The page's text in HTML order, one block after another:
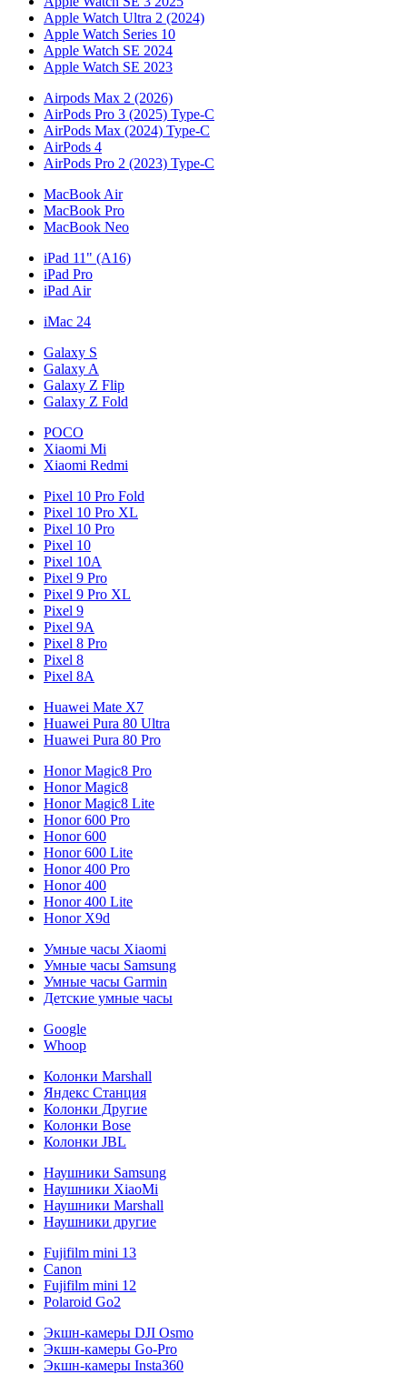
Apple Watch Ultra 2 (2024)
Apple Watch Series 10
Apple Watch SE 2024
Apple Watch SE 2023
Airpods Max 2 (2026)
AirPods Pro 3 (2025) Type-C
AirPods Max (2024) Type-C
AirPods 4
AirPods Pro 2 (2023) Type-C
MacBook Air
MacBook Pro
MacBook Neo
iPad 11" (A16)
iPad Pro
iPad Air
iMac 24
Galaxy S
Galaxy A
Galaxy Z Flip
Galaxy Z Fold
POCO
Xiaomi Mi
Xiaomi Redmi
Pixel 10 Pro Fold
Pixel 10 Pro XL
Pixel 10 Pro
Pixel 10
Pixel 10A
Pixel 9 Pro
Pixel 9 Pro XL
Pixel 9
Pixel 9A
Pixel 8 Pro
Pixel 8
Pixel 8A
Huawei Mate X7
Huawei Pura 80 Ultra
Huawei Pura 80 Pro
Honor Magic8 Pro
Honor Magic8
Honor Magic8 Lite
Honor 600 Pro
Honor 600
Honor 600 Lite
Honor 400 Pro
Honor 400
Honor 400 Lite
Honor X9d
Умные часы Xiaomi
Умные часы Samsung
Умные часы Garmin
Детские умные часы
Google
Whoop
Колонки Marshall
Яндекс Станция
Колонки Другие
Колонки Bose
Колонки JBL
Наушники Samsung
Наушники XiaoMi
Наушники Marshall
Наушники другие
Fujifilm mini 13
Canon
Fujifilm mini 12
Polaroid Go2
Экшн-камеры DJI Osmo
Экшн-камеры Go-Pro
Экшн-камеры Insta360